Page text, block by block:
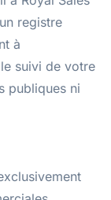
registre
à
suivi de votre
publiques ni